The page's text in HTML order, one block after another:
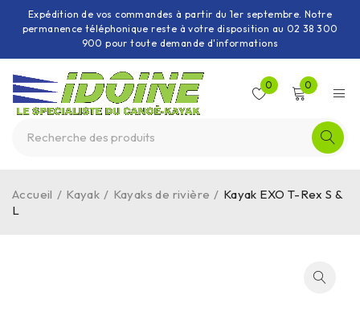
Expédition de vos commandes à partir du 1er septembre. Notre
permanence téléphonique reste à votre disposition au 02 38 300
900 pour toute demande d'informations
0 0
Accueil / Kayak / Kayaks de rivière / Kayak EXO T-Rex S &
L